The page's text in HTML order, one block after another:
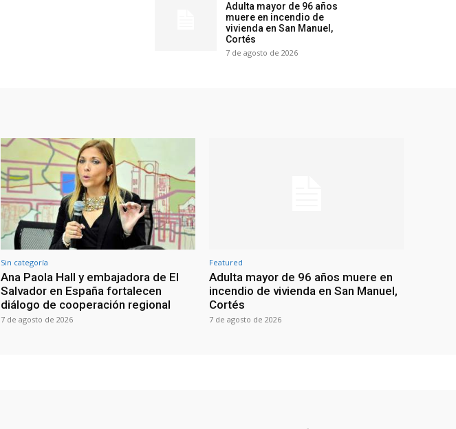
Adulta mayor de 96 años
muere en incendio de
vivienda en San Manuel,
Cortés
7 de agosto de 2026
Sin categoría
Ana Paola Hall y embajadora de El
Salvador en España fortalecen
diálogo de cooperación regional
7 de agosto de 2026
Featured
Adulta mayor de 96 años muere en
incendio de vivienda en San Manuel,
Cortés
7 de agosto de 2026